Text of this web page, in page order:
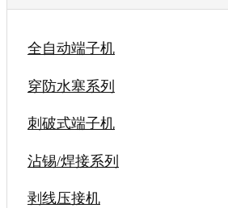
全自动端子机
穿防水塞系列
刺破式端子机
沾锡/焊接系列
剥线压接机